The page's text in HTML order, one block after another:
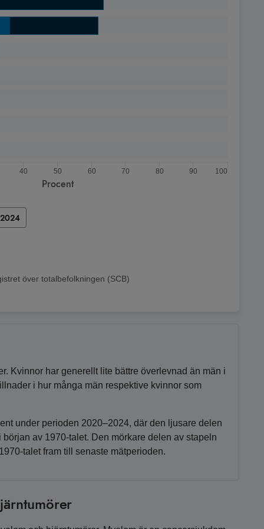
Procent
40 50 60 70 80 90 100
över totalbefolkningen (SCB)
Kvinnor har generellt lite bättre överlevnad än män i
i hur många män respektive kvinnor som
under perioden 2020–2024, där den ljusare delen
av 1970-talet. Den mörkare delen av stapeln
talet fram till senaste mätperioden.